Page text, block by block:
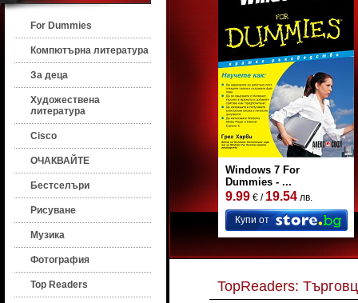
For Dummies
Компютърна литература
За деца
Художествена
литература
Cisco
ОЧАКВАЙТЕ
Бестселъри
Рисуване
Музика
Фотография
Top Readers
Windows 7 For
Dummies - ...
9.99 € / 19.54 лв.
Купи от
TopReaders: